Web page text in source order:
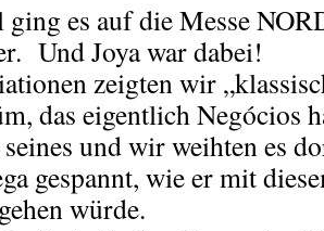
es auf die Messe
Und Joya war dabei!
zeigten wir
das eigentlich Negócios
und wir weihten es
gespannt, wie er mit
würde.